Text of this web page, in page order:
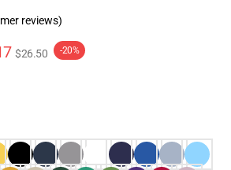
reviews)
$26.50 -20%